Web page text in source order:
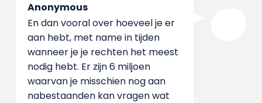
Anonymous
En dan vooral over hoeveel je er
aan hebt, met name in tijden
wanneer je je rechten het meest
nodig hebt. Er zijn 6 miljoen
waarvan je misschien nog aan
nabestaanden kan vragen wat